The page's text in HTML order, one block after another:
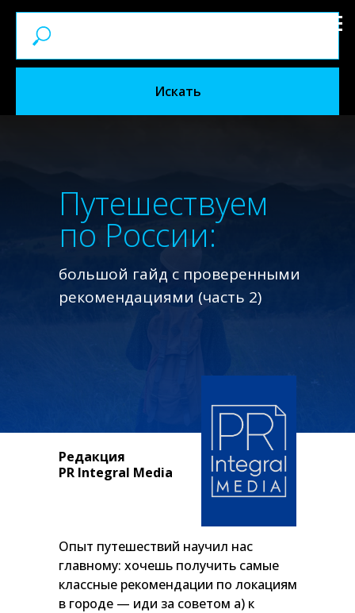
Искать
Путешествуем
по России:
большой гайд с проверенными
рекомендациями (часть 2)
Опыт путешествий научил нас
главному: хочешь получить самые
классные рекомендации по локациям
в городе — иди за советом а) к
Редакция
PR Integral Media